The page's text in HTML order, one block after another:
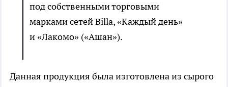
под собственными торговыми
марками сетей Billa, «Каждый день»
и «Лакомо» («Ашан»).​
Данная продукция была изготовлена из сырого